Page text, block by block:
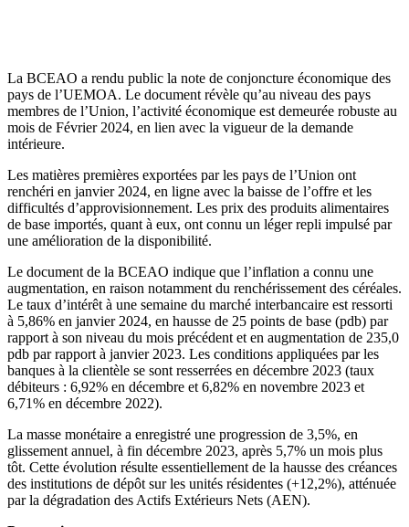
La BCEAO a rendu public la note de conjoncture économique des
pays de l’UEMOA. Le document révèle qu’au niveau des pays
membres de l’Union, l’activité économique est demeurée robuste au
mois de Février 2024, en lien avec la vigueur de la demande
intérieure.
Les matières premières exportées par les pays de l’Union ont
renchéri en janvier 2024, en ligne avec la baisse de l’offre et les
difficultés d’approvisionnement. Les prix des produits alimentaires
de base importés, quant à eux, ont connu un léger repli impulsé par
une amélioration de la disponibilité.
Le document de la BCEAO indique que l’inflation a connu une
augmentation, en raison notamment du renchérissement des céréales.
Le taux d’intérêt à une semaine du marché interbancaire est ressorti
à 5,86% en janvier 2024, en hausse de 25 points de base (pdb) par
rapport à son niveau du mois précédent et en augmentation de 235,0
pdb par rapport à janvier 2023. Les conditions appliquées par les
banques à la clientèle se sont resserrées en décembre 2023 (taux
débiteurs : 6,92% en décembre et 6,82% en novembre 2023 et
6,71% en décembre 2022).
La masse monétaire a enregistré une progression de 3,5%, en
glissement annuel, à fin décembre 2023, après 5,7% un mois plus
tôt. Cette évolution résulte essentiellement de la hausse des créances
des institutions de dépôt sur les unités résidentes (+12,2%), atténuée
par la dégradation des Actifs Extérieurs Nets (AEN).